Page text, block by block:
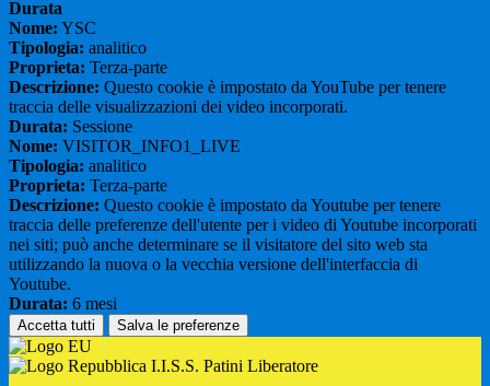
Durata
Nome: YSC
Tipologia: analitico
Proprieta: Terza-parte
Descrizione: Questo cookie è impostato da YouTube per tenere
traccia delle visualizzazioni dei video incorporati.
Durata: Sessione
Nome: VISITOR_INFO1_LIVE
Tipologia: analitico
Proprieta: Terza-parte
Descrizione: Questo cookie è impostato da Youtube per tenere
traccia delle preferenze dell'utente per i video di Youtube incorporati
nei siti; può anche determinare se il visitatore del sito web sta
utilizzando la nuova o la vecchia versione dell'interfaccia di
Youtube.
Durata: 6 mesi
Accetta tutti Salva le preferenze
I.I.S.S. Patini Liberatore